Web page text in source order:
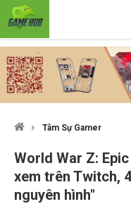
Tâm Sự Gamer
World War Z:
xem trên Twitch,
nguyên hình"